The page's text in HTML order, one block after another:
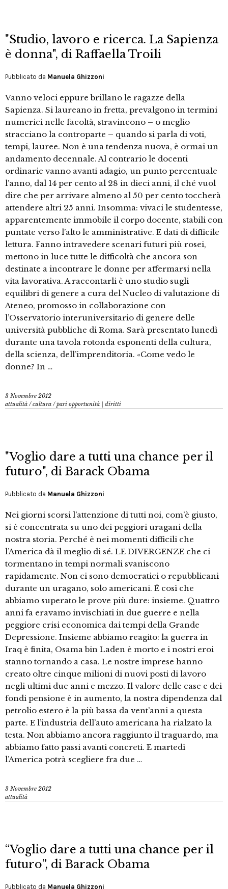
"Studio, lavoro e ricerca. La Sapienza
è donna", di Raffaella Troili
Pubblicato da Manuela Ghizzoni
Vanno veloci eppure brillano le ragazze della
Sapienza. Si laureano in fretta, prevalgono in termini
numerici nelle facoltà, stravincono – o meglio
stracciano la controparte – quando si parla di voti,
tempi, lauree. Non è una tendenza nuova, è ormai un
andamento decennale. Al contrario le docenti
ordinarie vanno avanti adagio, un punto percentuale
l’anno, dal 14 per cento al 28 in dieci anni, il ché vuol
dire che per arrivare almeno al 50 per cento toccherà
attendere altri 25 anni. Insomma: vivaci le studentesse,
apparentemente immobile il corpo docente, stabili con
puntate verso l’alto le amministrative. E dati di difficile
lettura. Fanno intravedere scenari futuri più rosei,
mettono in luce tutte le difficoltà che ancora son
destinate a incontrare le donne per affermarsi nella
vita lavorativa. A raccontarli è uno studio sugli
equilibri di genere a cura del Nucleo di valutazione di
Ateneo, promosso in collaborazione con
l’Osservatorio interuniversitario di genere delle
università pubbliche di Roma. Sarà presentato lunedì
durante una tavola rotonda esponenti della cultura,
della scienza, dell’imprenditoria. «Come vedo le
donne? In …
3 Novembre 2012
attualità /cultura /pari opportunità | diritti
"Voglio dare a tutti una chance per il
futuro", di Barack Obama
Pubblicato da Manuela Ghizzoni
Nei giorni scorsi l’attenzione di tutti noi, com’è giusto,
si è concentrata su uno dei peggiori uragani della
nostra storia. Perché è nei momenti difficili che
l’America dà il meglio di sé. LE DIVERGENZE che ci
tormentano in tempi normali svaniscono
rapidamente. Non ci sono democratici o repubblicani
durante un uragano, solo americani. È così che
abbiamo superato le prove più dure: insieme. Quattro
anni fa eravamo invischiati in due guerre e nella
peggiore crisi economica dai tempi della Grande
Depressione. Insieme abbiamo reagito: la guerra in
Iraq è finita, Osama bin Laden è morto e i nostri eroi
stanno tornando a casa. Le nostre imprese hanno
creato oltre cinque milioni di nuovi posti di lavoro
negli ultimi due anni e mezzo. Il valore delle case e dei
fondi pensione è in aumento, la nostra dipendenza dal
petrolio estero è la più bassa da vent’anni a questa
parte. E l’industria dell’auto americana ha rialzato la
testa. Non abbiamo ancora raggiunto il traguardo, ma
abbiamo fatto passi avanti concreti. E martedì
l’America potrà scegliere fra due …
3 Novembre 2012
attualità
“Voglio dare a tutti una chance per il
futuro”, di Barack Obama
Pubblicato da Manuela Ghizzoni